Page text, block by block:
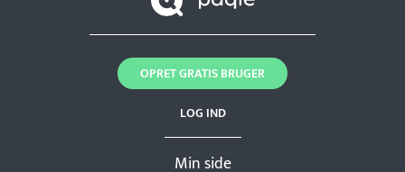
Min side
LOG IND
OPRET GRATIS BRUGER